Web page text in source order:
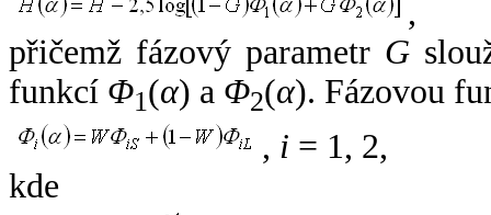
,
přičemž fázový parametr G
funkcí Φ1(α) a Φ2(α). Fázovou
, i = 1, 2,
kde